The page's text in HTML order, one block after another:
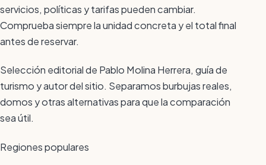
servicios, políticas y tarifas pueden cambiar.
Comprueba siempre la unidad concreta y el total final
antes de reservar.
Selección editorial de Pablo Molina Herrera, guía de
turismo y autor del sitio. Separamos burbujas reales,
domos y otras alternativas para que la comparación
sea útil.
Regiones populares